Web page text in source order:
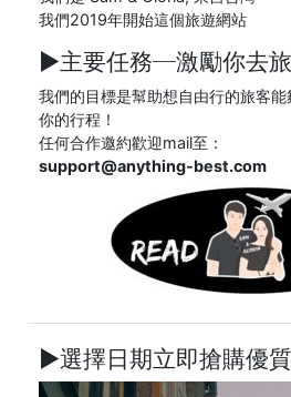
我們2019年開始這個旅遊網站
►主要任務─激勵你去旅
我們的目標是幫助想自由行的旅客
你的行程！
任何合作邀約歡迎mail至：
support@anything-best.com
►選擇日期立即搶購優